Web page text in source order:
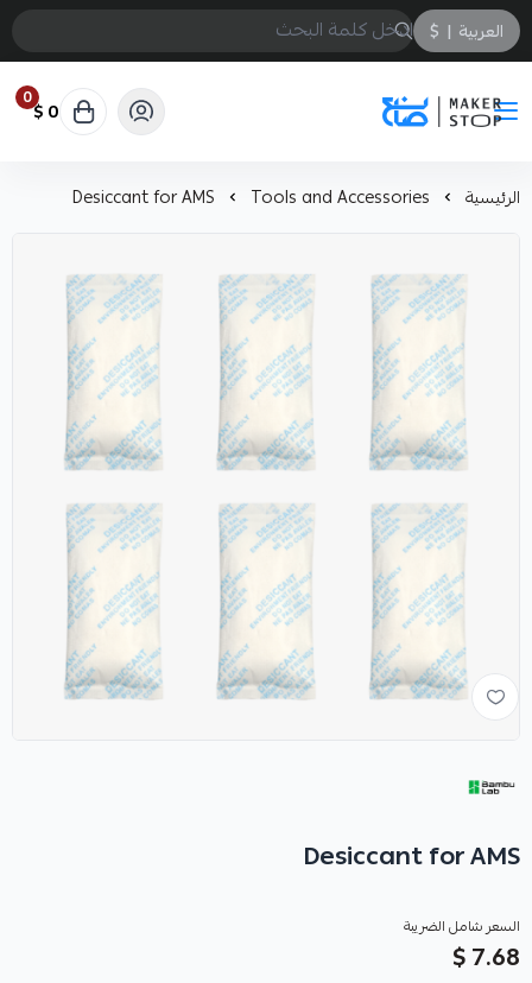
العربية |
$
صانع
0 0 $
الرئيسية Tools and Accessories
Desiccant for AMS
Desiccant for AMS
السعر شامل الضريبة
7.68 $